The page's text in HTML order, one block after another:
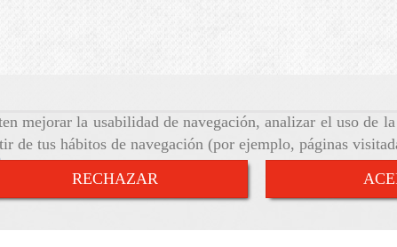
mejorar la usabilidad de navegación, analizar el uso de
de tus hábitos de navegación (por ejemplo, páginas
RECHAZAR